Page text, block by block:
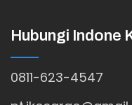
Hubungi Indone
0811-623-4547